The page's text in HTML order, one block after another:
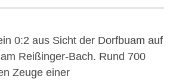
0:2 aus Sicht der Dorfbuam auf
Reißinger-Bach. Rund 700
Zeuge einer